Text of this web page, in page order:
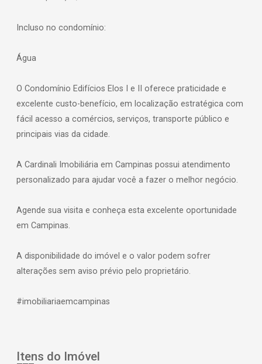
Incluso no condomínio:
Água
O Condomínio Edifícios Elos I e II oferece praticidade e
excelente custo-benefício, em localização estratégica com
fácil acesso a comércios, serviços, transporte público e
principais vias da cidade.
A Cardinali Imobiliária em Campinas possui atendimento
personalizado para ajudar você a fazer o melhor negócio.
Agende sua visita e conheça esta excelente oportunidade
em Campinas.
A disponibilidade do imóvel e o valor podem sofrer
alterações sem aviso prévio pelo proprietário.
#imobiliariaemcampinas
Itens do Imóvel